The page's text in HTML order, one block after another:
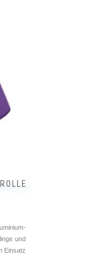
und
Einsatz